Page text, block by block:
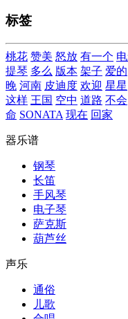
标签
桃花 赞美 怒放 有一个
提琴 多么 版本 架子 爱的
晚 河南 皮迪度 欢迎 星星
这样 王国 空中 道路 不会
命 SONATA 现在 回家
器乐谱
钢琴
长笛
手风琴
电子琴
萨克斯
葫芦丝
声乐
通俗
儿歌